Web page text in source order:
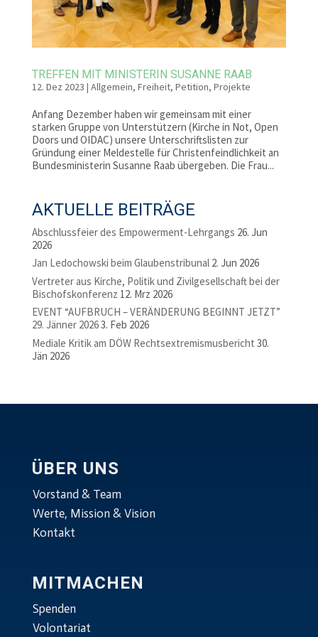
TREFFEN MIT MINISTERIN SUSANNE RAAB
12. Dez 2023 | Allgemein, Freiheit, Petition, Projekte
Anfang Dezember haben wir gemeinsam mit einer
starken Gruppe von Unterstützern (Kirche in Not, Open
Doors und OIDAC) unsere Unterschriftslisten zur
Gründung einer Meldestelle für Christenfeindlichkeit an
Bundesministerin Susanne Raab übergeben. Die Frau...
AKTUELLE BEITRÄGE
Abschlussfeier des Empowerment-Lehrgangs 26. Jun
2026
Jan Ledochowski beim Glaubenstribunal 2. Jun 2026
Vertreter aus Kirche, Politik und Zivilgesellschaft bei der
Bischofskonferenz 12. Mrz 2026
EVENT “AUFBRUCH – VERÄNDERUNG BEGINNT JETZT”
29. Jänner 20263. Feb 2026
Mediale Kritik am DÖW Rechtsextremismusbericht 30.
Jän 2026
ÜBER UNS
Vorstand & Team
Werte, Mission & Vision
Kontakt
MITMACHEN
Spenden
Volontariat